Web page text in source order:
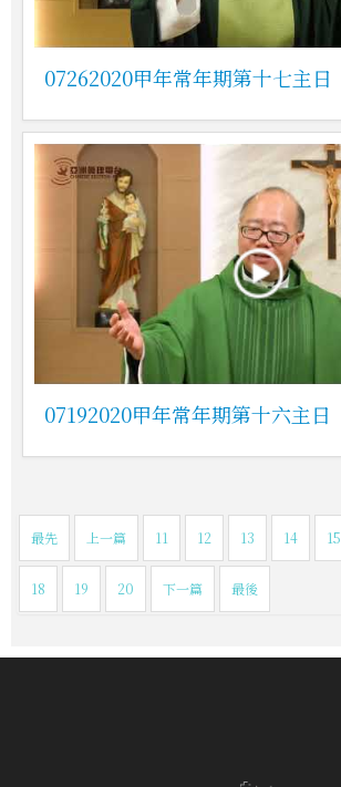
07262020甲年常年期第十七主日
07192020甲年常年期第十六主日
最先 上一篇 11 12 13 14 15
18 19 20 下一篇 最後